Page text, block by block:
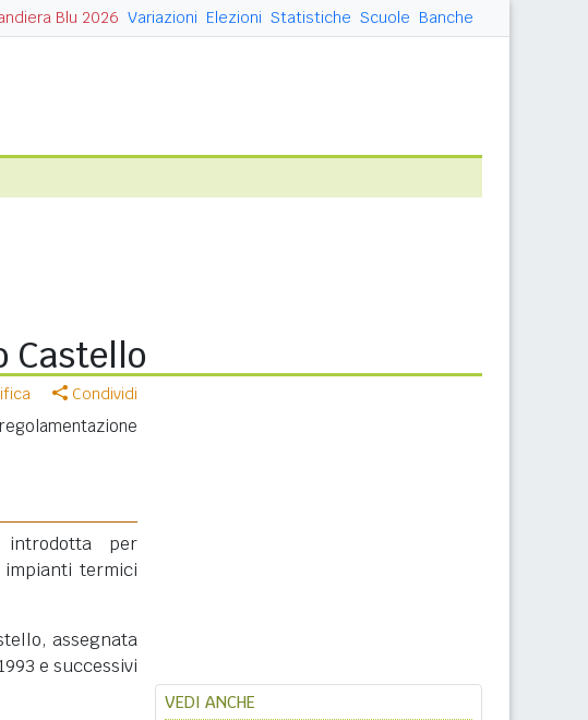
Blu 2026 Variazioni Elezioni Statistiche Scuole Banche
Castello
Condividi
per
termici
assegnata
e successivi
VEDI ANCHE